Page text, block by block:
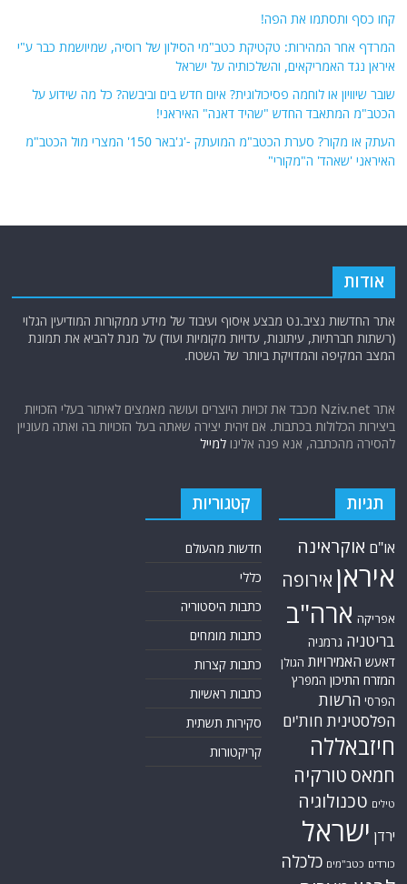
קחו כסף ותסתמו את הפה!
המרדף אחר המהירות: טקטיקת כטב"מי הסילון של רוסיה, שמיושמת כבר ע"י
איראן נגד האמריקאים, והשלכותיה על ישראל
שובר שיוויון או לוחמה פסיכולוגית? איום חדש בים וביבשה? כל מה שידוע על
הכטב"מ המתאבד החדש "שהיד דאנה" האיראני!
העתק או מקור? סערת הכטב"מ המועתק -'ג'באר 150' המצרי מול הכטב"מ
האיראני 'שאהד' ה"מקורי"
אודות
אתר החדשות נציב.נט מבצע איסוף ועיבוד של מידע ממקורות המודיעין הגלוי
(רשתות חברתיות, עיתונות, עדויות מקומיות ועוד) על מנת להביא את תמונת
המצב המקיפה והמדויקת ביותר של השטח.
אתר Nziv.net מכבד את זכויות היוצרים ועושה מאמצים לאיתור בעלי הזכויות
ביצירות הכלולות בכתבות. אם זיהית יצירה שאתה בעל הזכויות בה ואתה מעוניין
להסירה מהכתבה, אנא פנה אלינולמייל
תגיות
או"ם אוקראינה
איראן אירופה
אפריקה ארה"ב
בריטניה גרמניה
דאעש האמירויות הגולן
המזרח התיכון המפרץ
הפרסי הרשות
הפלסטינית חות'ים
חיזבאללה
חמאס טורקיה
טילים טכנולוגיה
ירדן ישראל
כורדים כטב"מים כלכלה
קטגוריות
חדשות מהעולם
כללי
כתבות היסטוריה
כתבות מומחים
כתבות קצרות
כתבות ראשיות
סקירות תשתית
קריקטורות